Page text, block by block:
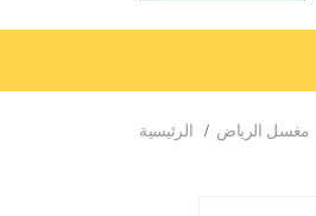
الرئيسية مغسل الرياض